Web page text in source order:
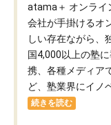
atama＋ オンライ
会社が手掛けるオ
しい存在ながら、
国4,000以上の塾
携、各種メディア
ど、塾業界にイノ
続きを読む